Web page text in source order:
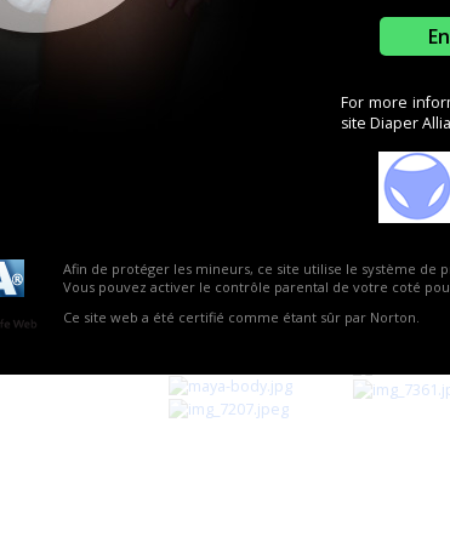
For more
site Diaper
Afin de protéger les mineurs, ce site utilise le système de
Vous pouvez activer le contrôle parental de votre coté
Ce site web a été certifié comme étant sûr par Norton.